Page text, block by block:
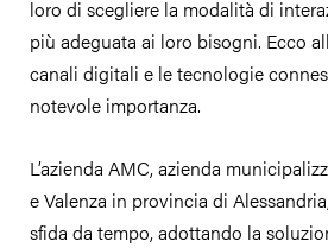
loro di scegliere la modalità di
più adeguata ai loro bisogni. Ecco
canali digitali e le tecnologie
notevole importanza.
L’azienda AMC, azienda
e Valenza in provincia di
sfida da tempo, adottando la